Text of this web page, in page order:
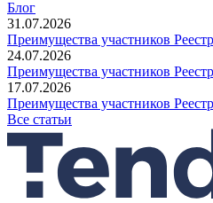
Блог
31.07.2026
Преимущества участников
24.07.2026
Преимущества участников
17.07.2026
Преимущества участников
Все статьи